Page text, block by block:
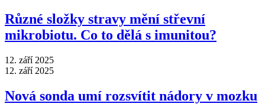
Různé složky stravy mění střevní
mikrobiotu. Co to dělá s imunitou?
12. září 2025
12. září 2025
Nová sonda umí rozsvítit nádory v mozku